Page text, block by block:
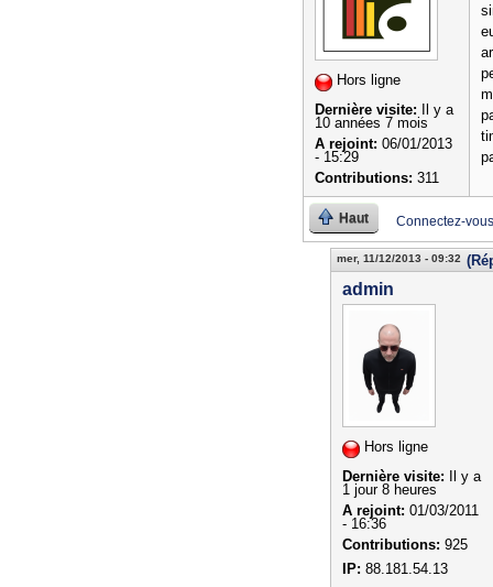
Hors ligne
Dernière visite: Il y a
10 années 7 mois
A rejoint: 06/01/2013
- 15:29
Contributions: 311
Haut Connectez-vous
mer, 11/12/2013 - 09:32
admin
Hors ligne
Dernière visite: Il y a
1 jour 8 heures
A rejoint: 01/03/2011
- 16:36
Contributions: 925
IP: 88.181.54.13